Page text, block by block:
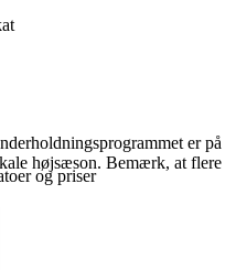
er på
højsæson. Bemærk, at flere
og priser